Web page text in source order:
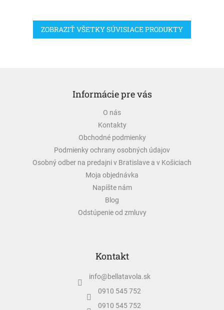
ZOBRAZIŤ VŠETKY SÚVISIACE PRODUKTY
Informácie pre vás
O nás
Kontakty
Obchodné podmienky
Podmienky ochrany osobných údajov
Osobný odber na predajni v Bratislave a v Košiciach
Moja objednávka
Napíšte nám
Blog
Odstúpenie od zmluvy
Kontakt
info@bellatavola.sk
0910 545 752
0910 545 752